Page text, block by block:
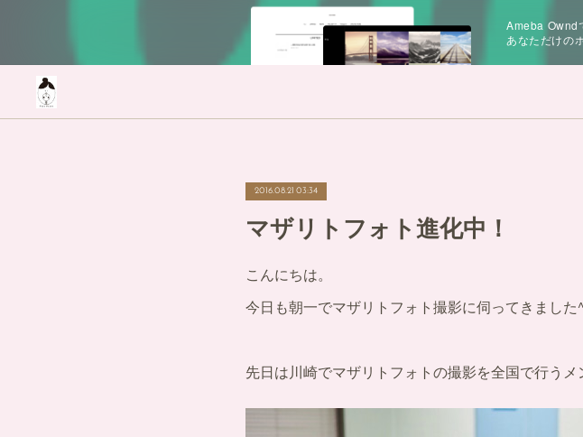
Ameba Ownd
あなただけの
2016.08.21 03:34
マザリトフォト進化中！
こんにちは。
今日も朝一でマザリトフォト撮影に伺ってきました
先日は川崎でマザリトフォトの撮影を全国で行うメ